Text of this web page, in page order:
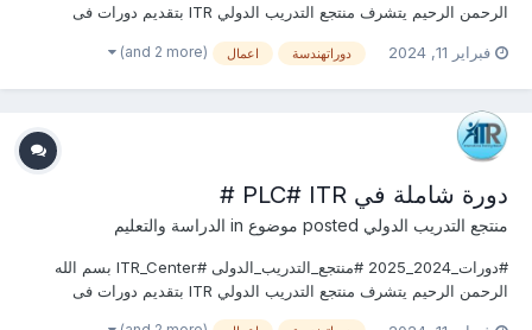
الرحمن الرحيم يتشرف منتجع التدريب الدولي ITR بتقديم دورات فى
2025 يمكنكم التسجيل او الاستفسارعلى الدورة الان ............................
فبراير 11, 2024 دوراتهندسة اعمال (and 2 more)
دورة شاملة في PLC# ITR #
منتجع التدريب الدولي الدراسة والتعليم
#دورات_2024_2025 #منتجع_التدريب_الدولى #ITR_Center بسم الله
الرحمن الرحيم يتشرف منتجع التدريب الدولي ITR بتقديم دورات فى